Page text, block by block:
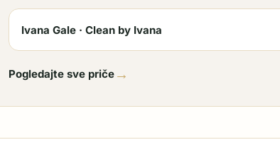
Ivana Gale · Clean by Ivana
Pogledajte sve priče →